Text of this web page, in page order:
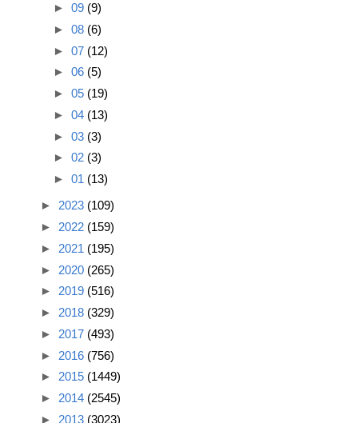
► 09 (9)
► 08 (6)
► 07 (12)
► 06 (5)
► 05 (19)
► 04 (13)
► 03 (3)
► 02 (3)
► 01 (13)
► 2023 (109)
► 2022 (159)
► 2021 (195)
► 2020 (265)
► 2019 (516)
► 2018 (329)
► 2017 (493)
► 2016 (756)
► 2015 (1449)
► 2014 (2545)
► 2013 (3023)